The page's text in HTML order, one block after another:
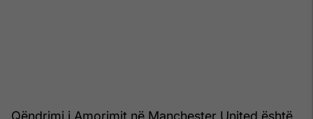
Qëndrimi i Amorimit në Manchester United është